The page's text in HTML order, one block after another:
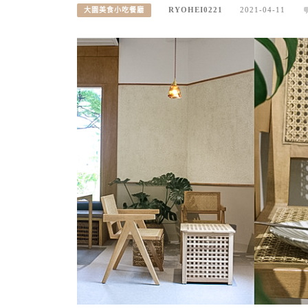
大園美食小吃餐廳 RYOHEI0221 2021-04-11